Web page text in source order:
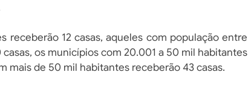
receberão 12 casas, aqueles com população entre
os municípios com 20.001 a 50 mil habitantes
mais de 50 mil habitantes receberão 43 casas.